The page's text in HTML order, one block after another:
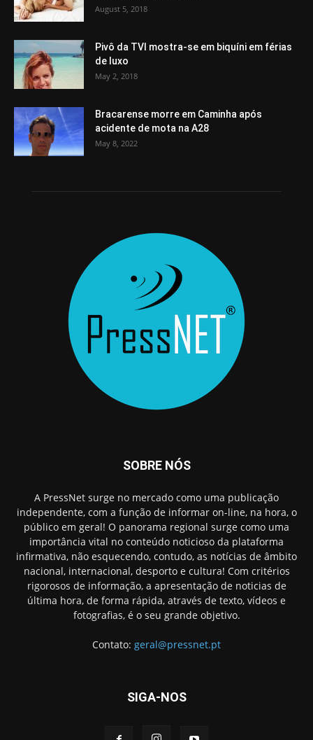
August 5, 2018
Pivô da TVI mostra-se em biquíni em férias
de luxo
May 2, 2018
Bracarense morre em Caminha após
acidente de mota na A28
May 8, 2022
SOBRE NÓS
A PressNet surge no mercado como uma publicação
independente, com a função de informar on-line, na hora, o
público em geral! O panorama regional surge como uma
importância vital no conteúdo noticioso da plataforma
infirmativa, não esquecendo, contudo, as notícias de âmbito
nacional, internacional, desporto e cultura! Com critérios
rigorosos de informação, a apresentação de noticias de
última hora, de forma rápida, através de texto, vídeos e
fotografias, é o seu grande objetivo.
Contato: geral@pressnet.pt
SIGA-NOS